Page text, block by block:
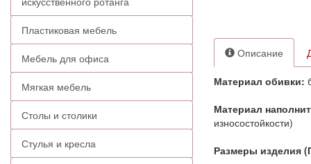
Пластиковая мебель
Мебель для офиса
Мягкая мебель
Столы и столики
Стулья и кресла
Описание
Материал обивки:
Материал
износостойкости)
Размеры изделия